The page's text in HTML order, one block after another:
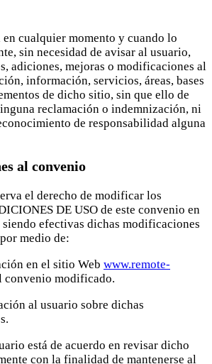
en cualquier momento y cuando lo
sin necesidad de avisar al usuario,
adiciones, mejoras o modificaciones al
información, servicios, áreas, bases
de dicho sitio, sin que ello de
reclamación o indemnización, ni
de responsabilidad alguna
al convenio
el derecho de modificar los
DE USO de este convenio en
efectivas dichas modificaciones
medio de:
en el sitio Web www.remote-
convenio modificado.
al usuario sobre dichas
está de acuerdo en revisar dicho
con la finalidad de mantenerse al